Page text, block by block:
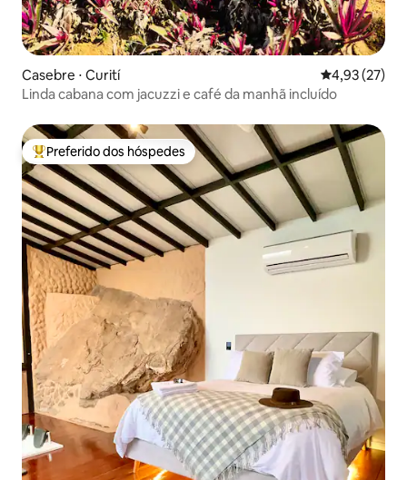
Casebre ⋅ Curití 4,93 de uma
4,93 (27)
Linda cabana com jacuzzi e café da manhã incluído
Entre os melhores preferidos dos hóspedes
Preferido dos hóspedes